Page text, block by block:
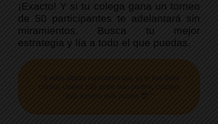
¡Exacto! Y si tu colega gana un torneo
de 50 participantes te adelantará sin
miramientos. Busca tu mejor
estrategia y lía a todo el que puedas.
"A estas alturas esperamos que ya te has dado
cuenta, cuanta más gente más puntos, cuantos
más torneos más puntos 😎"